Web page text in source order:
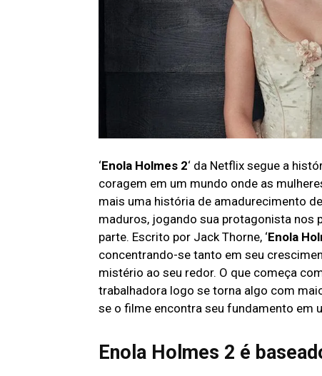
‘Enola Holmes 2‘ da Netflix segue a
coragem em um mundo onde as
mais uma história de amadurecimento
maduros, jogando sua protagonista nos
parte. Escrito por Jack Thorne, ‘Enola
concentrando-se tanto em seu
mistério ao seu redor. O que começa
trabalhadora logo se torna algo com
se o filme encontra seu fundamento em
Enola Holmes 2 é